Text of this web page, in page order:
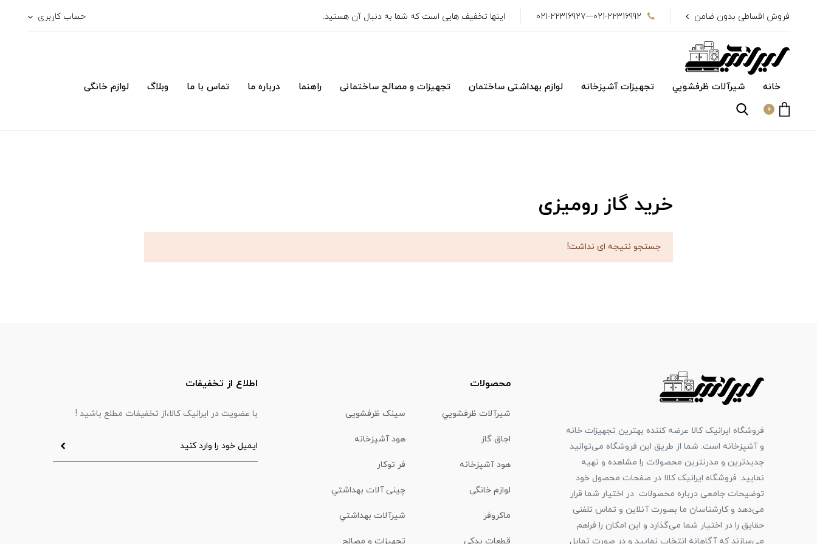
فروش اقساطی بدون ضامن 021-22316992---021-22316927 اینها تخفیف هایی است که شما به دنبال آن هستید. حساب کاربری
خانه شیرآلات ظرفشويي تجهیزات آشپزخانه لوازم بهداشتی ساختمان تجهیزات و مصالح ساختمانی راهنما درباره ما تماس با ما وبلاگ لوازم خانگی
0
خرید گاز رومیزی
جستجو نتیجه ای نداشت!
فروشگاه ایرانیک کالا عرضه کننده بهترین تجهیزات خانه
و آشپزخانه است. شما از طریق این فروشگاه می‌توانید
جدیدترین و مدرنترین محصولات را مشاهده و تهیه
نمایید. فروشگاه ایرانیک کالا در صفحات محصول خود
توضیحات جامعی درباره محصولات در اختیار شما قرار
می‌دهد و کارشناسان ما بصورت آنلاین و تماس تلفنی
حقایق را در اختیار شما می‌گذارد و این امکان را فراهم
می‌سازند که آگاهانه انتخاب نمایید و در صورت تمایل
محصولات
شیرآلات ظرفشويي سینک ظرفشویی
اجاق گاز هود آشپزخانه
هود آشپزخانه فر توکار
لوازم خانگی چینی آلات بهداشتي
ماكروفر شیرآلات بهداشتي
قطعات یدکی تجهیزات و مصالح
اطلاع از تخفیفات
با عضویت در ایرانیک کالا،از تخفیفات مطلع باشید !